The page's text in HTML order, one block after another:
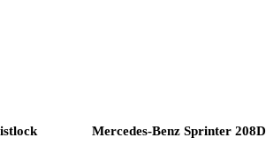
Mercedes-Benz Sprinter 208D